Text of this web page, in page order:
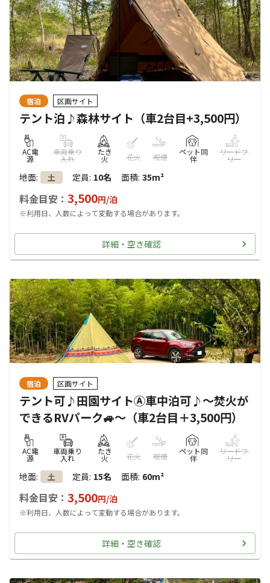
宿泊 区画サイト
テント泊♪森林サイト（車2台目+3,500円）
AC電
源
車両乗り
入れ
たき
火 花火 喫煙
ペット同
伴
リードフ
リー
地面: 土 定員: 10名 面積: 35m²
料金目安： 3,500円/泊
※利用日、人数によって変動する場合があります。
詳細・空き確認
宿泊 区画サイト
テント可♪田園サイトⒶ車中泊可♪～焚火が
できるRVパーク🚙～（車2台目＋3,500円）
AC電
源
車両乗り
入れ
たき
火 花火 喫煙
ペット同
伴
リードフ
リー
地面: 土 定員: 15名 面積: 60m²
料金目安： 3,500円/泊
※利用日、人数によって変動する場合があります。
詳細・空き確認